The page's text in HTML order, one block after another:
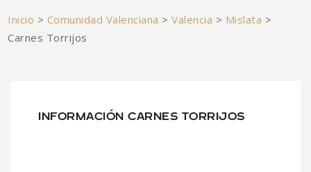
Inicio > Comunidad Valenciana >Valencia > Mislata >
Carnes Torrijos
INFORMACIÓN CARNES TORRIJOS